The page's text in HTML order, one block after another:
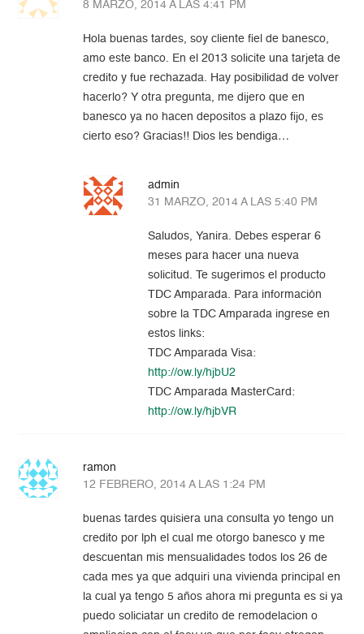
8 MARZO, 2014 A LAS 4:41 PM
Hola buenas tardes, soy cliente fiel de banesco,
amo este banco. En el 2013 solicite una tarjeta de
credito y fue rechazada. Hay posibilidad de volver
hacerlo? Y otra pregunta, me dijero que en
banesco ya no hacen depositos a plazo fijo, es
cierto eso? Gracias!! Dios les bendiga…
admin
31 MARZO, 2014 A LAS 5:40 PM
Saludos, Yanira. Debes esperar 6
meses para hacer una nueva
solicitud. Te sugerimos el producto
TDC Amparada. Para información
sobre la TDC Amparada ingrese en
estos links:
TDC Amparada Visa:
http://ow.ly/hjbU2
TDC Amparada MasterCard:
http://ow.ly/hjbVR
ramon
12 FEBRERO, 2014 A LAS 1:24 PM
buenas tardes quisiera una consulta yo tengo un
credito por lph el cual me otorgo banesco y me
descuentan mis mensualidades todos los 26 de
cada mes ya que adquiri una vivienda principal en
la cual ya tengo 5 años ahora mi pregunta es si ya
puedo soliciatar un credito de remodelacion o